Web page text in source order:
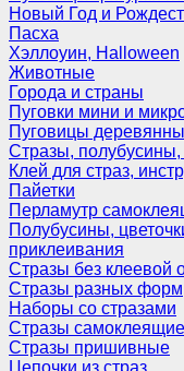
Новый Год и
Пасха
Хэллоуин, Halloween
Животные
Города и страны
Пуговки мини и
Пуговицы
Стразы, полубусины,
Клей для страз,
Пайетки
Перламутр
Полубусины,
приклеивания
Стразы без клеевой
Стразы разных форм
Наборы со стразами
Стразы
Стразы пришивные
Цепочки из страз